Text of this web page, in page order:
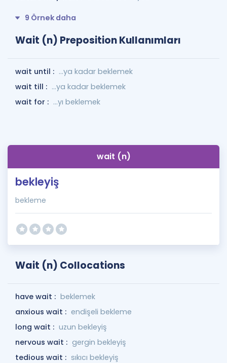
9 Örnek daha
Wait (n) Preposition Kullanımları
wait until : ...ya kadar beklemek
wait till : ...ya kadar beklemek
wait for : …yı beklemek
wait (n)
bekleyiş
bekleme
Wait (n) Collocations
have wait : beklemek
anxious wait : endişeli bekleme
long wait : uzun bekleyiş
nervous wait : gergin bekleyiş
tedious wait : sıkıcı bekleyiş